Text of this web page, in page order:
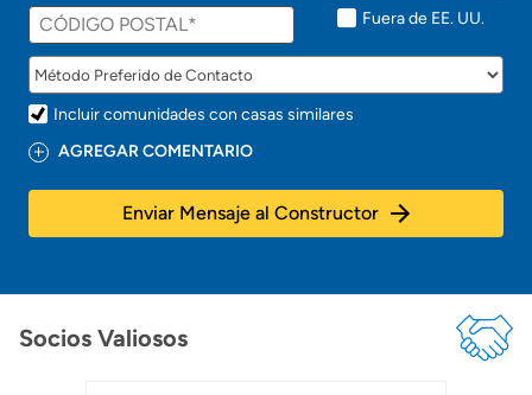
Fuera de EE. UU.
Incluir comunidades con casas similares
AGREGAR COMENTARIO
Enviar Mensaje al Constructor
Socios Valiosos